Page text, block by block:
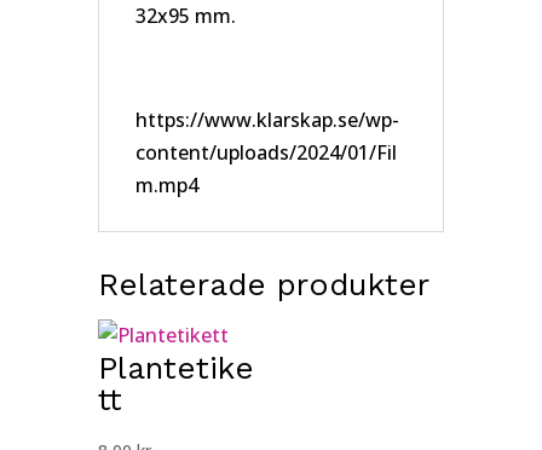
32x95 mm.
https://www.klarskap.se/wp-
content/uploads/2024/01/Fil
m.mp4
Relaterade produkter
Plantetike
tt